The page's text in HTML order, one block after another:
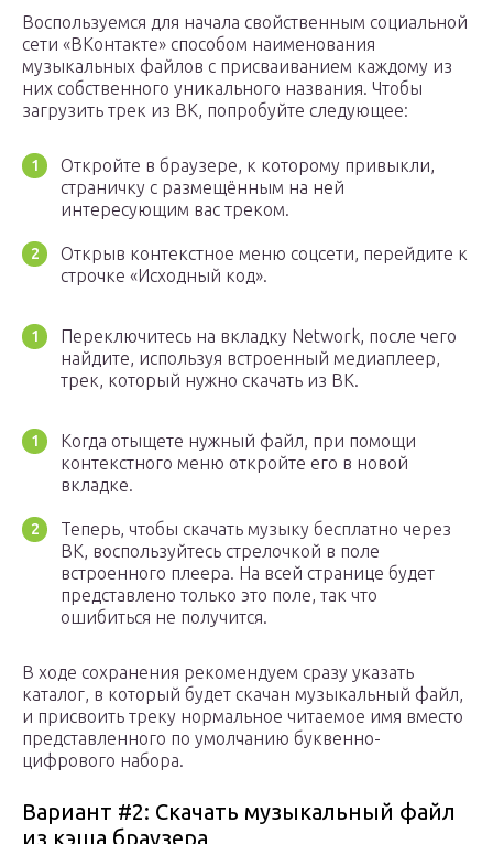
Воспользуемся для начала свойственным социальной
сети «ВКонтакте» способом наименования
музыкальных файлов с присваиванием каждому из
них собственного уникального названия. Чтобы
загрузить трек из ВК, попробуйте следующее:
Откройте в браузере, к которому привыкли,
страничку с размещённым на ней
интересующим вас треком.
Открыв контекстное меню соцсети, перейдите к
строчке «Исходный код».
Переключитесь на вкладку Network, после чего
найдите, используя встроенный медиаплеер,
трек, который нужно скачать из ВК.
Когда отыщете нужный файл, при помощи
контекстного меню откройте его в новой
вкладке.
Теперь, чтобы скачать музыку бесплатно через
ВК, воспользуйтесь стрелочкой в поле
встроенного плеера. На всей странице будет
представлено только это поле, так что
ошибиться не получится.
В ходе сохранения рекомендуем сразу указать
каталог, в который будет скачан музыкальный файл,
и присвоить треку нормальное читаемое имя вместо
представленного по умолчанию буквенно-
цифрового набора.
Вариант #2: Скачать музыкальный файл
из кэша браузера